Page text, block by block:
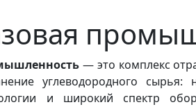
— это комплекс
углеводородного
и широкий спектр